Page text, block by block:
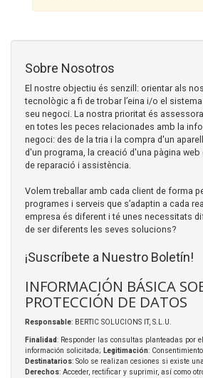
Sobre Nosotros
El nostre objectiu és senzill: orientar als
tecnològic a fi de trobar l’eina i/o el sistema
seu negoci. La nostra prioritat és
en totes les peces relacionades amb la
negoci: des de la tria i la compra d'un
d'un programa, la creació d'una pàgina web
de reparació i assistència.
Volem treballar amb cada client de forma
programes i serveis que s’adaptin a cada
empresa és diferent i té unes necessitats
de ser diferents les seves solucions?
¡Suscríbete a Nuestro Boletín!
INFORMACIÓN BÁSICA
PROTECCIÓN DE DATOS
Responsable: BERTIC SOLUCIONS IT, S.L.U.
Finalidad: Responder las consultas planteadas por
información solicitada; Legitimación:
Destinatarios: Solo se realizan cesiones si existe
Derechos: Acceder, rectificar y suprimir, así como